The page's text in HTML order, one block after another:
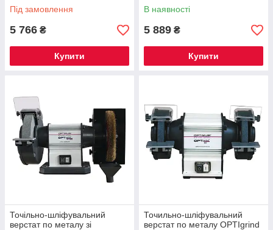
Під замовлення
5 766 ₴
Купити
В наявності
5 889 ₴
Купити
Точільно-шліфувальний
верстат по металу зі
Точильно-шліфувальний
верстат по металу OPTIgrind